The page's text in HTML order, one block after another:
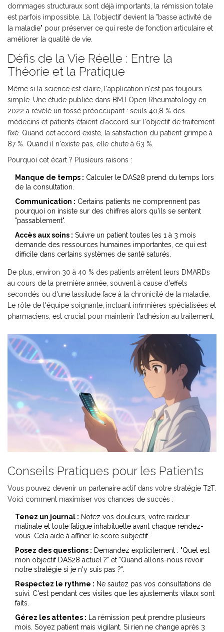
dommages structuraux sont déjà importants, la rémission totale
est parfois impossible. Là, l'objectif devient la "basse activité de
la maladie" pour préserver ce qui reste de fonction articulaire et
améliorer la qualité de vie.
Défis de la Vie Réelle : Entre la
Théorie et la Pratique
Même si la science est claire, l'application n'est pas toujours
simple. Une étude publiée dans BMJ Open Rheumatology en
2022 a révélé un fossé préoccupant : seuls 40,8 % des
médecins et patients étaient d'accord sur l'objectif de traitement
fixé. Quand cet accord existe, la satisfaction du patient grimpe à
87 %. Quand il n'existe pas, elle chute à 63 %.
Pourquoi cet écart ? Plusieurs raisons :
Manque de temps : Calculer le DAS28 prend du temps lors
de la consultation.
Communication : Certains patients ne comprennent pas
pourquoi on insiste sur des chiffres alors qu'ils se sentent
"passablement".
Accès aux soins : Suivre un patient toutes les 1 à 3 mois
demande des ressources humaines importantes, ce qui est
difficile dans certains systèmes de santé saturés.
De plus, environ 30 à 40 % des patients arrêtent leurs DMARDs
au cours de la première année, souvent à cause d'effets
secondés ou d'une lassitude face à la chronicité de la maladie.
Le rôle de l'équipe soignante, incluant infirmières spécialisées et
pharmaciens, est crucial pour maintenir l'adhésion au traitement.
Conseils Pratiques pour les Patients
Vous pouvez devenir un partenaire actif dans votre stratégie T2T.
Voici comment maximiser vos chances de succès :
Tenez un journal : Notez vos douleurs, votre raideur
matinale et toute fatigue inhabituelle avant chaque rendez-
vous. Cela aide à affiner le score subjectif.
Posez des questions : Demandez explicitement : "Quel est
mon objectif DAS28 actuel ?" et "Quand allons-nous revoir
notre stratégie si je n'y suis pas ?".
Respectez le rythme : Ne sautez pas vos consultations de
suivi. C'est pendant ces visites que les ajustements vitaux sont
faits.
Gérez les attentes : La rémission peut prendre plusieurs
mois. Soyez patient mais vigilant. Si rien ne change après 3